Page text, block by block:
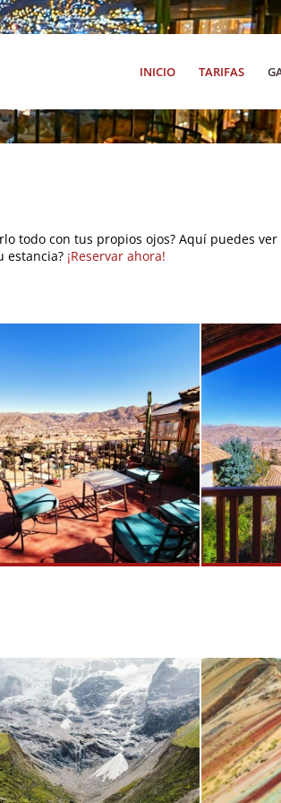
INICIO TARIFAS
todo con tus propios ojos? Aquí puedes
estancia? ¡Reservar ahora!